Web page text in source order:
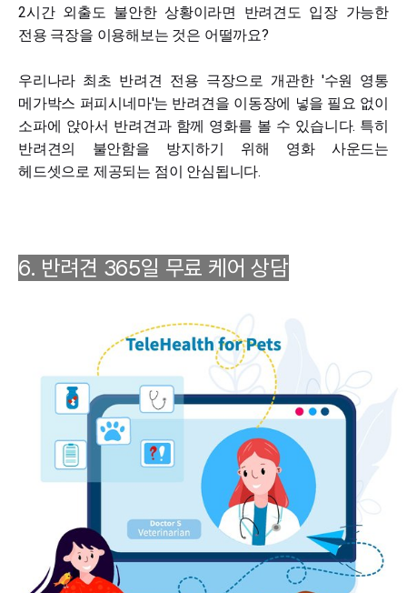
2시간 외출도 불안한 상황이라면 반려견도 입장 가능한
전용 극장을 이용해보는 것은 어떨까요?
우리나라 최초 반려견 전용 극장으로 개관한 '수원 영통
메가박스 퍼피시네마'는 반려견을 이동장에 넣을 필요 없이
소파에 앉아서 반려견과 함께 영화를 볼 수 있습니다. 특히
반려견의 불안함을 방지하기 위해 영화 사운드는
헤드셋으로 제공되는 점이 안심됩니다.
6. 반려견 365일 무료 케어 상담